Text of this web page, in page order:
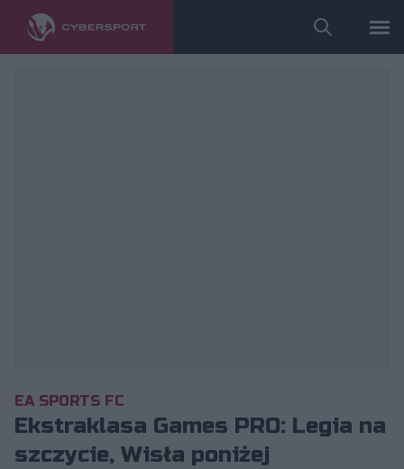
EA SPORTS FC
Ekstraklasa Games PRO: Legia na
szczycie, Wisła poniżej